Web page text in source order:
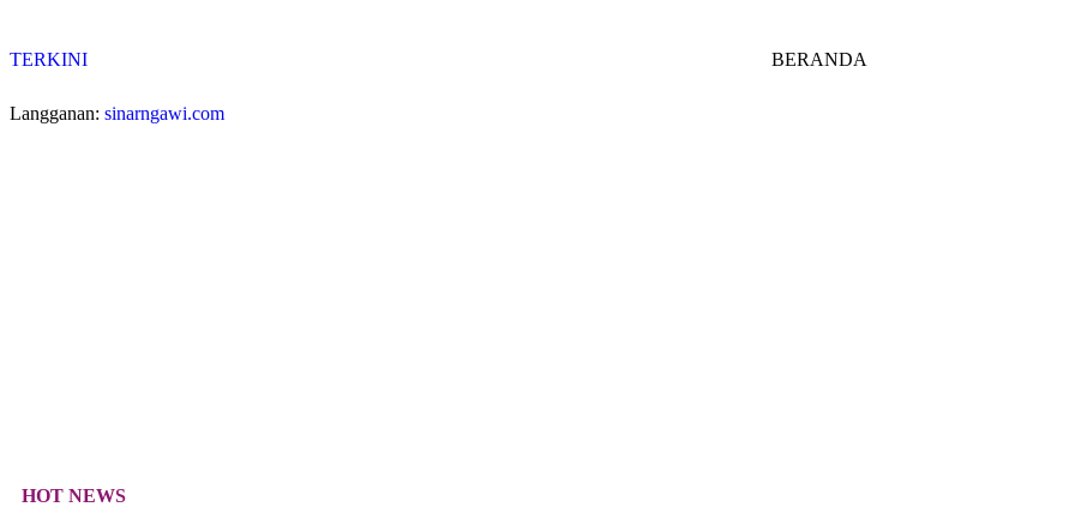
TERKINI BERANDA
Langganan: sinarngawi.com
HOT NEWS